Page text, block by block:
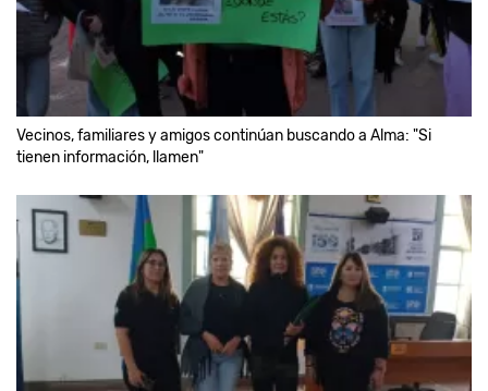
Vecinos, familiares y amigos continúan buscando a Alma: "Si
tienen información, llamen"